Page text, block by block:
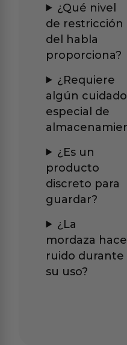
¿Qué nivel
de restricción
del habla
proporciona?
¿Requiere
algún cuidado
especial de
¿Es un
producto
discreto para
guardar?
¿La
mordaza hace
ruido durante
su uso?